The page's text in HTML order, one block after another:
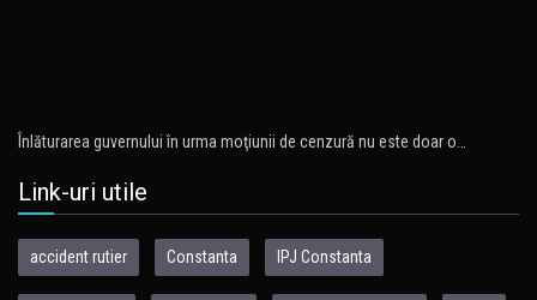
Înlăturarea guvernului în urma moţiunii de cenzură nu este doar o…
Link-uri utile
accident rutier Constanta IPJ Constanta